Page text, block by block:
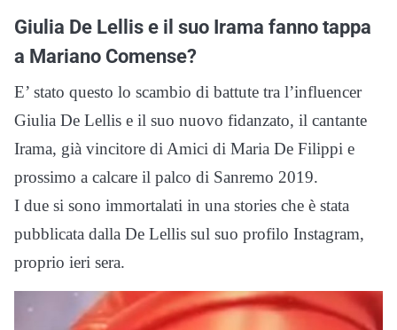
Giulia De Lellis e il suo Irama fanno tappa
a Mariano Comense?
E’ stato questo lo scambio di battute tra l’influencer
Giulia De Lellis e il suo nuovo fidanzato, il cantante
Irama, già vincitore di Amici di Maria De Filippi e
prossimo a calcare il palco di Sanremo 2019.
I due si sono immortalati in una stories che è stata
pubblicata dalla De Lellis sul suo profilo Instagram,
proprio ieri sera.